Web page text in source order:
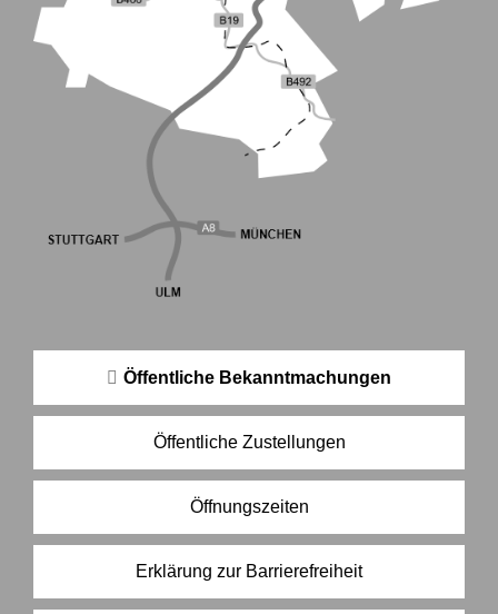
Öffentliche Bekanntmachungen
Öffentliche Zustellungen
Öffnungszeiten
Erklärung zur Barrierefreiheit